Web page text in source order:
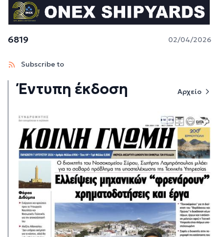
6819 02/04/2026
Subscribe to
Έντυπη έκδοση Αρχείο